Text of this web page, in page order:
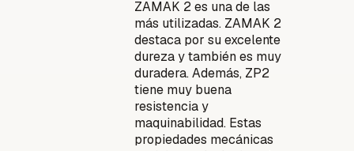
ZAMAK 2 es una de las
más utilizadas. ZAMAK 2
destaca por su excelente
dureza y también es muy
duradera. Además, ZP2
tiene muy buena
resistencia y
maquinabilidad. Estas
propiedades mecánicas